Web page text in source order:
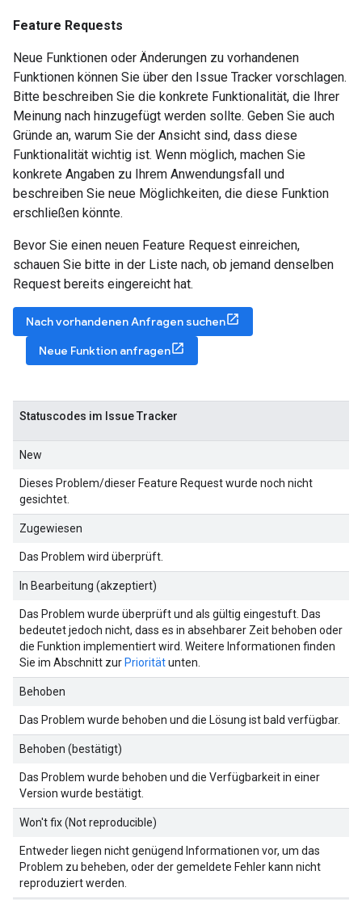
Feature Requests
Neue Funktionen oder Änderungen zu vorhandenen
Funktionen können Sie über den Issue Tracker vorschlagen.
Bitte beschreiben Sie die konkrete Funktionalität, die Ihrer
Meinung nach hinzugefügt werden sollte. Geben Sie auch
Gründe an, warum Sie der Ansicht sind, dass diese
Funktionalität wichtig ist. Wenn möglich, machen Sie
konkrete Angaben zu Ihrem Anwendungsfall und
beschreiben Sie neue Möglichkeiten, die diese Funktion
erschließen könnte.
Bevor Sie einen neuen Feature Request einreichen,
schauen Sie bitte in der Liste nach, ob jemand denselben
Request bereits eingereicht hat.
Nach vorhandenen Anfragen suchen
Neue Funktion anfragen
Statuscodes im Issue Tracker
New
Dieses Problem/dieser Feature Request wurde noch nicht
gesichtet.
Zugewiesen
Das Problem wird überprüft.
In Bearbeitung (akzeptiert)
Das Problem wurde überprüft und als gültig eingestuft. Das
bedeutet jedoch nicht, dass es in absehbarer Zeit behoben oder
die Funktion implementiert wird. Weitere Informationen finden
Sie im Abschnitt zur Prioritätunten.
Behoben
Das Problem wurde behoben und die Lösung ist bald verfügbar.
Behoben (bestätigt)
Das Problem wurde behoben und die Verfügbarkeit in einer
Version wurde bestätigt.
Won't fix (Not reproducible)
Entweder liegen nicht genügend Informationen vor, um das
Problem zu beheben, oder der gemeldete Fehler kann nicht
reproduziert werden.